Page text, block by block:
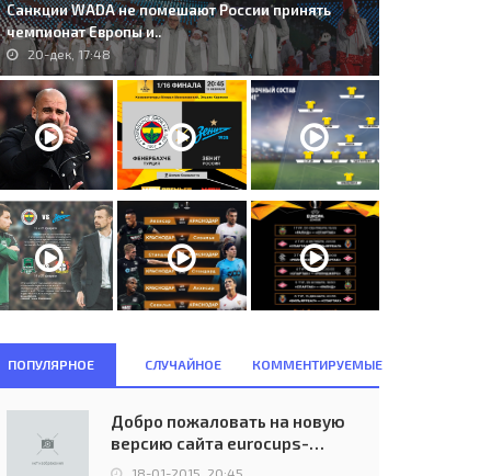
Санкции WADA не помешают России принять
чемпионат Европы и..
20-дек, 17:48
ПОПУЛЯРНОЕ СЛУЧАЙНОЕ КОММЕНТИРУЕМЫЕ
Добро пожаловать на новую
версию сайта eurocups-
uefa.ru
18-01-2015, 20:45